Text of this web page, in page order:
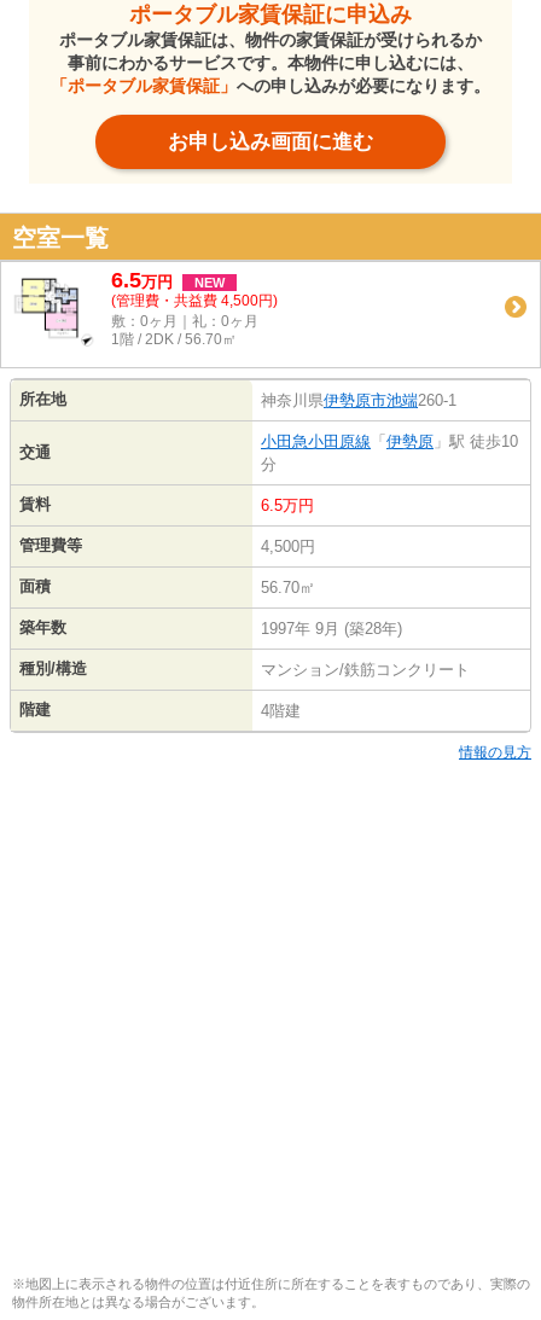
ポータブル家賃保証に申込み
ポータブル家賃保証は、物件の家賃保証が受けられるか
事前にわかるサービスです。本物件に申し込むには、
「ポータブル家賃保証」 への申し込みが必要になります。
お申し込み画面に進む
空室一覧
6.5万円 NEW
(管理費・共益費 4,500円)
敷：0ヶ月｜礼：0ヶ月
1階 / 2DK / 56.70㎡
所在地 神奈川県伊勢原市池端260-1
交通
小田急小田原線 「 伊勢原 」駅 徒歩10
分
賃料 6.5万円
管理費等 4,500円
面積 56.70㎡
築年数 1997年 9月 (築28年)
種別/構造 マンション/鉄筋コンクリート
階建 4階建
情報の見方
※地図上に表示される物件の位置は付近住所に所在することを表すものであり、実際の
物件所在地とは異なる場合がございます。